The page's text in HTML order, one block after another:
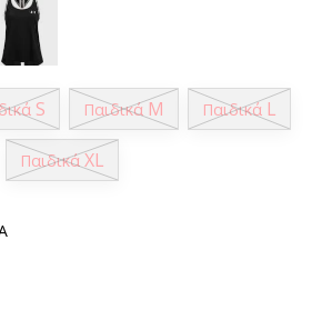
S Παιδικά M Παιδικά L
Παιδικά XL